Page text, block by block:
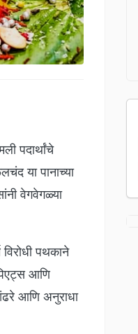
पदार्थांचे
या पानाच्या
वेगवेगळ्या
पथकाने
आणि
आणि अनुराधा